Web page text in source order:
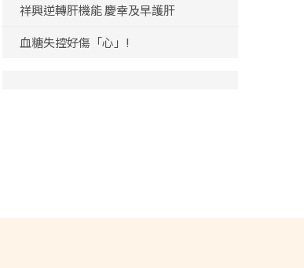
祥興逆轉肝機能 慶幸及早護肝
血糖失控好傷「心」!